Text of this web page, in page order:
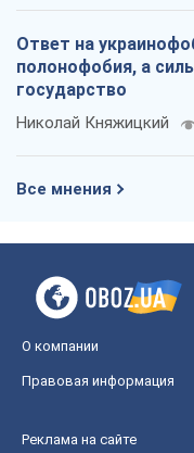
Ответ на
полонофобия, а
государство
Николай Княжицкий
Все мнения
О компании
Правовая информация
Реклама на сайте